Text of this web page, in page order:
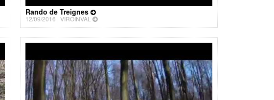
Rando de Treignes
12/09/2016 | VIROINVAL